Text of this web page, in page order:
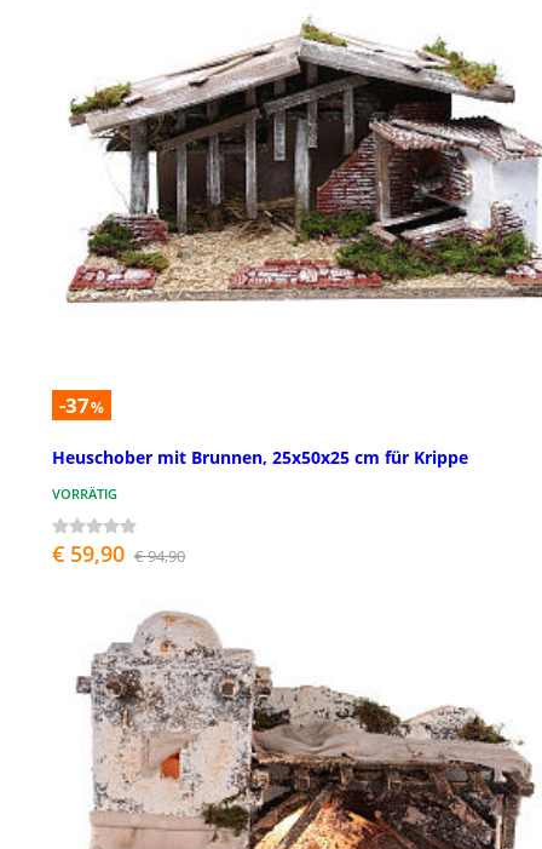
-37%
Heuschober mit Brunnen, 25x50x25 cm für Krippe
VORRÄTIG
€ 59,90 € 94,90